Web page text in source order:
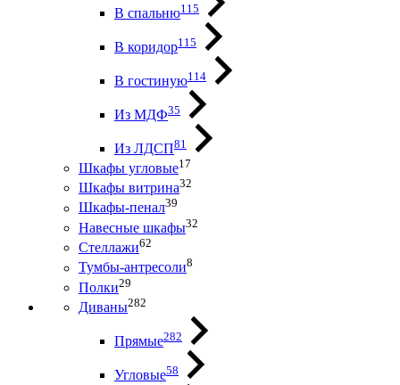
В спальню115
В коридор115
В гостиную114
Из МДФ35
Из ЛДСП81
Шкафы угловые17
Шкафы витрина32
Шкафы-пенал39
Навесные шкафы32
Стеллажи62
Тумбы-антресоли8
Полки29
Диваны282
Прямые282
Угловые58